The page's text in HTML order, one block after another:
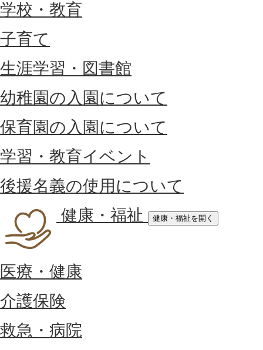
学校・教育
子育て
生涯学習・図書館
幼稚園の入園について
保育園の入園について
学習・教育イベント
後援名義の使用について
健康・福祉
健康・福祉を開く
医療・健康
介護保険
救急・病院